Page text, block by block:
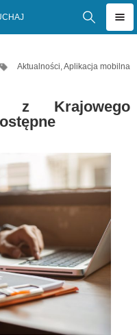
Aktualności,Aplikacja mobilna
z Krajowego